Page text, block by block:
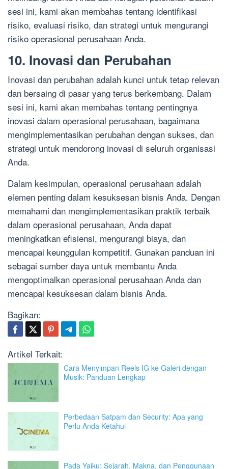
sesi ini, kami akan membahas tentang identifikasi
risiko, evaluasi risiko, dan strategi untuk mengurangi
risiko operasional perusahaan Anda.
10. Inovasi dan Perubahan
Inovasi dan perubahan adalah kunci untuk tetap relevan
dan bersaing di pasar yang terus berkembang. Dalam
sesi ini, kami akan membahas tentang pentingnya
inovasi dalam operasional perusahaan, bagaimana
mengimplementasikan perubahan dengan sukses, dan
strategi untuk mendorong inovasi di seluruh organisasi
Anda.
Dalam kesimpulan, operasional perusahaan adalah
elemen penting dalam kesuksesan bisnis Anda. Dengan
memahami dan mengimplementasikan praktik terbaik
dalam operasional perusahaan, Anda dapat
meningkatkan efisiensi, mengurangi biaya, dan
mencapai keunggulan kompetitif. Gunakan panduan ini
sebagai sumber daya untuk membantu Anda
mengoptimalkan operasional perusahaan Anda dan
mencapai kesuksesan dalam bisnis Anda.
Bagikan:
Artikel Terkait:
Cara Menyimpan Reels IG ke Galeri dengan
Musik: Panduan Lengkap
Perbedaan Satpam dan Security: Apa yang
Perlu Anda Ketahui
Pada Yaiku: Sejarah, Makna, dan Penggunaan